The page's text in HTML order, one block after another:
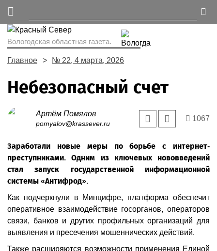
Вологодская областная газета.
Главное № 22, 4 марта, 2026
Небезопасный счет
Артём Помялов
pomyalov@krassever.ru
1067
Заработали новые меры по борьбе с интернет-
преступниками. Одним из ключевых нововведений
стал запуск государственной информационной
системы «Антифрод».
Как подчеркнули в Минцифре, платформа обеспечит
оперативное взаимодействие госорганов, операторов
связи, банков и других профильных организаций для
выявления и пресечения мошеннических действий.
Также расширяются возможности применения Единой